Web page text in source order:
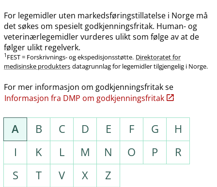
For legemidler uten markedsføringstillatelse i Norge må
det søkes om spesielt godkjenningsfritak. Human- og
veterinærlegemidler vurderes ulikt som følge av at de
følger ulikt regelverk.
1 FEST = Forskrivnings- og ekspedisjonsstøtte. Direktoratet for
medisinske produkters datagrunnlag for legemidler tilgjengelig i Norge.
For mer informasjon om godkjenningsfritak se
Informasjon fra DMP om godkjenningsfritak
A B C D E F G
H
I
K L M N O P
R
S
T V X Z